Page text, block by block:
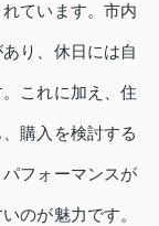
ています。市内
り、休日には自
これに加え、住
購入を検討する
フォーマンスが
のが魅力です。